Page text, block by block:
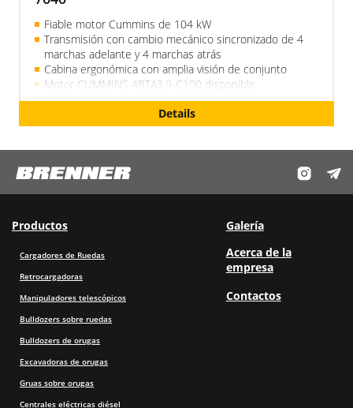
Fiable motor Cummins de 104 kW
Transmisión con cambio mecánico sincronizado de 4
marchas adelante y 4 marchas atrás
Cabina ergonómica con amplia visión de conjunto
Motor CUMMINS 4BTA3.9-C100 disponible
Aire acondicionado en cabina, martillo hidráulico,
horquillas para palés, cuchara multifuncional 6 en 1
(opcional)
Details
Productos
Cargadores de Ruedas
Retrocargadoras
Manipuladores telescópicos
Bulldozers sobre ruedas
Bulldozers de orugas
Excavadoras de orugas
Gruas sobre orugas
Centrales eléctricas diésel
Galería
Acerca de la
empresa
Contactos